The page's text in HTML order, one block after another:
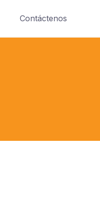
Contáctenos